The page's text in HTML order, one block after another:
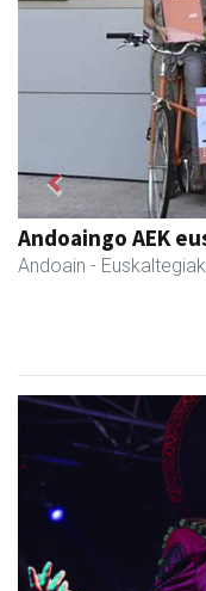
Andoaingo AEK
Andoain - Euskaltegiak
Previous